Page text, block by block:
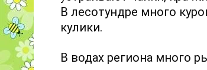
В лесотундре много
кулики.
В водах региона много